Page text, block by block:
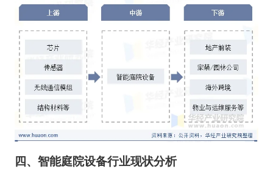
四、智能庭院设备行业现状分析